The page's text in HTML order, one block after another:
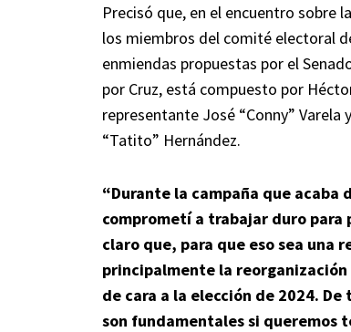
Precisó que, en el encuentro sobre
los miembros del comité electoral
enmiendas propuestas por el
por Cruz, está compuesto por
representante José “Conny”
“Tatito” Hernández.
“Durante la campaña que acaba
comprometí a trabajar duro para
claro que, para que eso sea una
principalmente la
de cara a la elección de 2024.
son fundamentales si queremos